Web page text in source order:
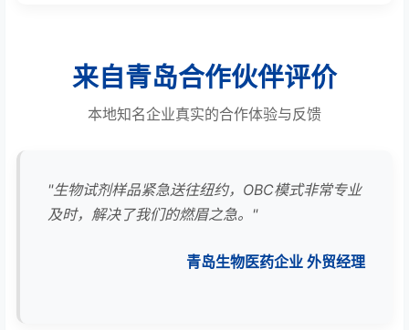
来自青岛合作伙伴评价
本地知名企业真实的合作体验与反馈
"生物试剂样品紧急送往纽约，OBC模式非常专业
及时，解决了我们的燃眉之急。"
青岛生物医药企业 外贸经理